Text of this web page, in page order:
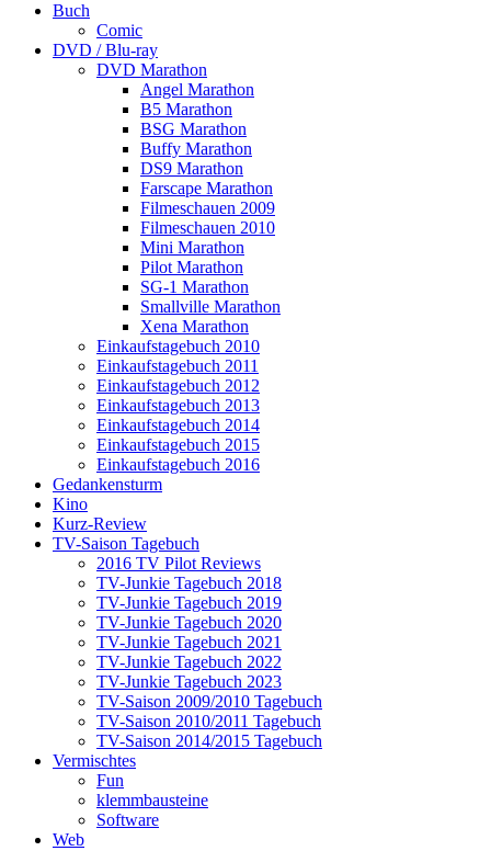
Buch
Comic
DVD / Blu-ray
DVD Marathon
Angel Marathon
B5 Marathon
BSG Marathon
Buffy Marathon
DS9 Marathon
Farscape Marathon
Filmeschauen 2009
Filmeschauen 2010
Mini Marathon
Pilot Marathon
SG-1 Marathon
Smallville Marathon
Xena Marathon
Einkaufstagebuch 2010
Einkaufstagebuch 2011
Einkaufstagebuch 2012
Einkaufstagebuch 2013
Einkaufstagebuch 2014
Einkaufstagebuch 2015
Einkaufstagebuch 2016
Gedankensturm
Kino
Kurz-Review
TV-Saison Tagebuch
2016 TV Pilot Reviews
TV-Junkie Tagebuch 2018
TV-Junkie Tagebuch 2019
TV-Junkie Tagebuch 2020
TV-Junkie Tagebuch 2021
TV-Junkie Tagebuch 2022
TV-Junkie Tagebuch 2023
TV-Saison 2009/2010 Tagebuch
TV-Saison 2010/2011 Tagebuch
TV-Saison 2014/2015 Tagebuch
Vermischtes
Fun
klemmbausteine
Software
Web